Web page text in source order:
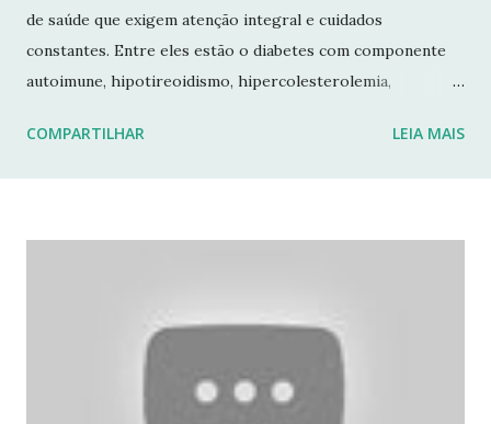
de saúde que exigem atenção integral e cuidados
constantes. Entre eles estão o diabetes com componente
autoimune, hipotireoidismo, hipercolesterolemia,
fraturas. Esses desafios têm impactado profundamente
saúde e buscar qualidade de vida dentro das limitações que
enfrento. Quero agradecer imensamente a cada um de
vocês que esteve comigo, que leu, comentou, compartilho...
COMPARTILHAR LEIA MAIS